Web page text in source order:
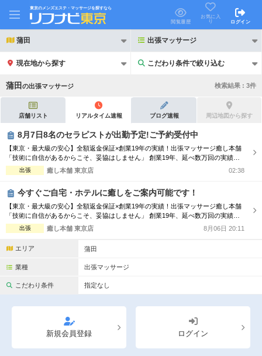
東京のメンズエステ・マッサージを探すなら
閲覧履歴
お気に入
り
ログイン
蒲田 出張マッサージ
現在地から探す こだわり条件で絞り込む
こだわり条件で絞り込む
21時以降も受付 24時以降も受付
初回割引あり
団体割引 ポイントカード有
キャッシュレス決済OK 領収証発行可
完全個室
ペアルームあり
専用駐車場あり 有資格者在籍
蒲田 の出張マッサージ 検索結果 : 3件
店舗リスト リアルタイム速報 ブログ速報 周辺地図から探す
8月7日8名のセラピストが出勤予定!ご予約受付中
【東京・最大級の安心】全額返金保証×創業19年の実績！出張マッサージ癒し本舗
「技術に自信があるからこそ、妥協はしません」 創業19年、延べ数万回の実績を
誇る「癒し本舗」が、東京都内のご自宅やホテルへ至福の時間を届けます。ボデ
ィ、オイル、ヘッド、足裏、タイ古式の5種から、最適なケアをプロがご提案。 ■
返金いたします。サー...
出張 癒し本舗 東京店 02:38
今すぐご自宅・ホテルに癒しをご案内可能です！
【東京・最大級の安心】全額返金保証×創業19年の実績！出張マッサージ癒し本舗
「技術に自信があるからこそ、妥協はしません」 創業19年、延べ数万回の実績を
誇る「癒し本舗」が、東京都内のご自宅やホテルへ至福の時間を届けます。ボデ
ィ、オイル、ヘッド、足裏、タイ古式の5種から、最適なケアをプロがご提案。 ■
返金いたします。サー...
出張 癒し本舗 東京店 8月06日 20:11
エリア 蒲田
業種 出張マッサージ
こだわり条件 指定なし
新規会員登録 ログイン